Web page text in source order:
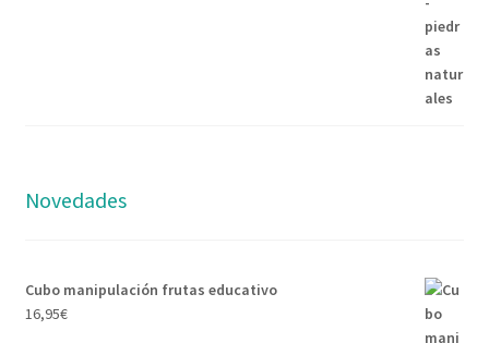
Novedades
Cubo manipulación frutas educativo
16,95€